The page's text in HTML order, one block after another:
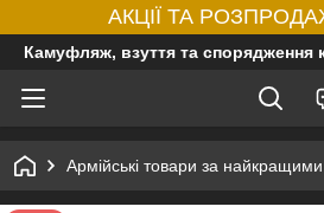
АКЦІЇ ТА
Камуфляж, взуття та спорядження
Армійські товари за